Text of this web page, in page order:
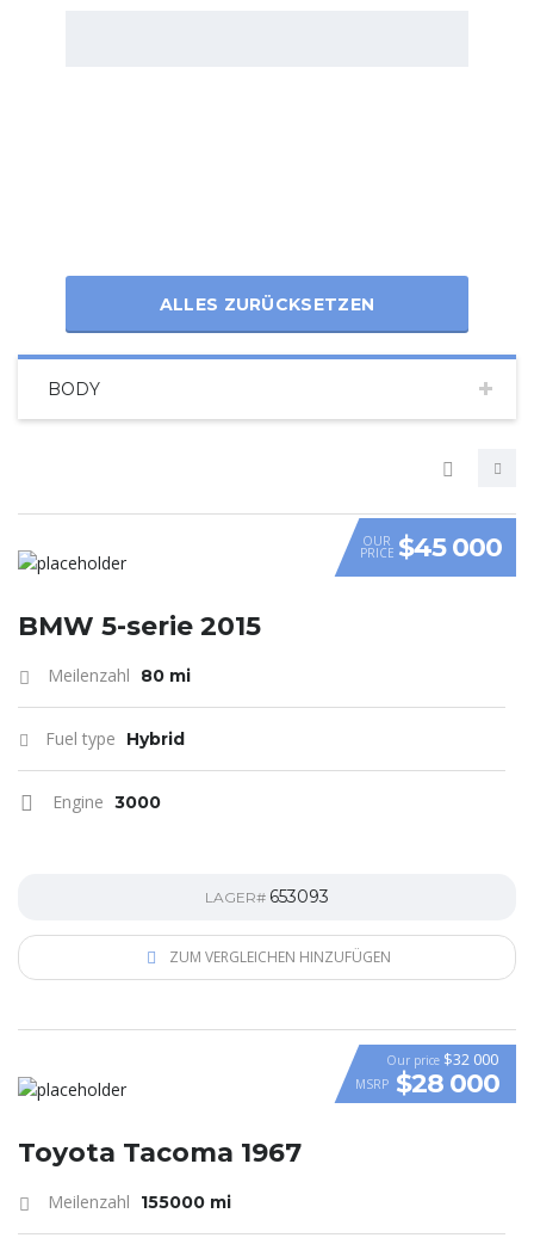
ALLES ZURÜCKSETZEN
BODY
VIDEO
OUR
PRICE $45 000
BMW 5-serie 2015
Meilenzahl 80 mi
Fuel type Hybrid
Engine 3000
LAGER# 653093
ZUM VERGLEICHEN HINZUFÜGEN
Our price $32 000
MSRP $28 000
Toyota Tacoma 1967
Meilenzahl 155000 mi